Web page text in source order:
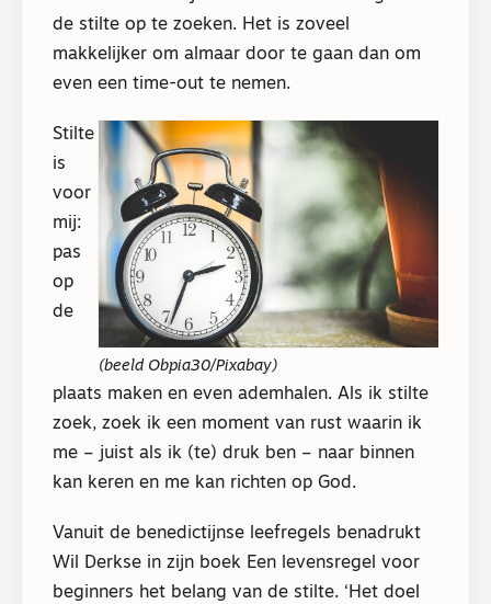
de stilte op te zoeken. Het is zoveel
makkelijker om almaar door te gaan dan om
even een time-out te nemen.
(beeld Obpia30/Pixabay)
Stilte
is
voor
mij:
pas
op
de
plaats maken en even ademhalen. Als ik stilte
zoek, zoek ik een moment van rust waarin ik
me – juist als ik (te) druk ben – naar binnen
kan keren en me kan richten op God.
Vanuit de benedictijnse leefregels benadrukt
Wil Derkse in zijn boek Een levensregel voor
beginners het belang van de stilte. ‘Het doel